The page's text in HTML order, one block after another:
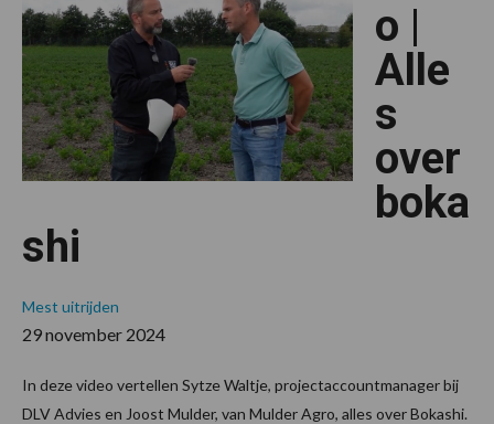
o |
Alle
s
over
boka
shi
Mest uitrijden
29 november 2024
In deze video vertellen Sytze Waltje, projectaccountmanager bij
DLV Advies en Joost Mulder, van Mulder Agro, alles over Bokashi.